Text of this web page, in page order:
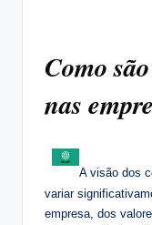
Como
nas
A visão dos
variar
empresa, dos